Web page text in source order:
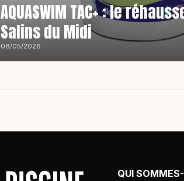
AQUASWIM TAC+ : le
Salins du Midi
08/05/2026
QUI